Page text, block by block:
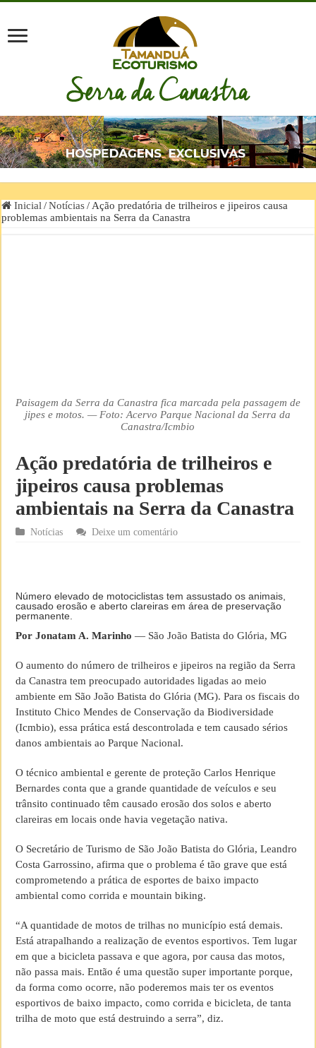
Inicial / Notícias / Ação predatória de trilheiros e jipeiros causa
problemas ambientais na Serra da Canastra
Paisagem da Serra da Canastra fica marcada pela passagem de
jipes e motos. — Foto: Acervo Parque Nacional da Serra da
Canastra/Icmbio
Ação predatória de trilheiros e
jipeiros causa problemas
ambientais na Serra da Canastra
Notícias Deixe um comentário
Número elevado de motociclistas tem assustado os animais,
causado erosão e aberto clareiras em área de preservação
permanente.
Por Jonatam A. Marinho — São João Batista do Glória, MG
O aumento do número de trilheiros e jipeiros na região da Serra
da Canastra tem preocupado autoridades ligadas ao meio
ambiente em São João Batista do Glória (MG). Para os fiscais do
Instituto Chico Mendes de Conservação da Biodiversidade
(Icmbio), essa prática está descontrolada e tem causado sérios
danos ambientais ao Parque Nacional.
O técnico ambiental e gerente de proteção Carlos Henrique
Bernardes conta que a grande quantidade de veículos e seu
trânsito continuado têm causado erosão dos solos e aberto
clareiras em locais onde havia vegetação nativa.
O Secretário de Turismo de São João Batista do Glória, Leandro
Costa Garrossino, afirma que o problema é tão grave que está
comprometendo a prática de esportes de baixo impacto
ambiental como corrida e mountain biking.
“A quantidade de motos de trilhas no município está demais.
Está atrapalhando a realização de eventos esportivos. Tem lugar
em que a bicicleta passava e que agora, por causa das motos,
não passa mais. Então é uma questão super importante porque,
da forma como ocorre, não poderemos mais ter os eventos
esportivos de baixo impacto, como corrida e bicicleta, de tanta
trilha de moto que está destruindo a serra”, diz.